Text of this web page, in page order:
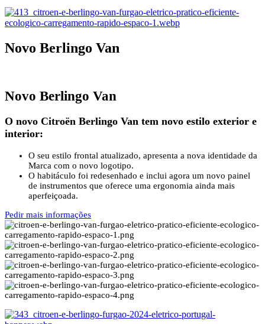
Novo Berlingo Van
Novo Berlingo Van
O novo Citroën Berlingo Van tem novo estilo exterior e
interior:
O seu estilo frontal atualizado, apresenta a nova identidade da
Marca com o novo logotipo.
O habitáculo foi redesenhado e inclui agora um novo painel
de instrumentos que oferece uma ergonomia ainda mais
aperfeiçoada.
Pedir mais informações